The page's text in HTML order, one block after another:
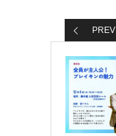
PREV